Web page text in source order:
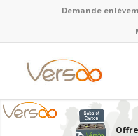
Demande